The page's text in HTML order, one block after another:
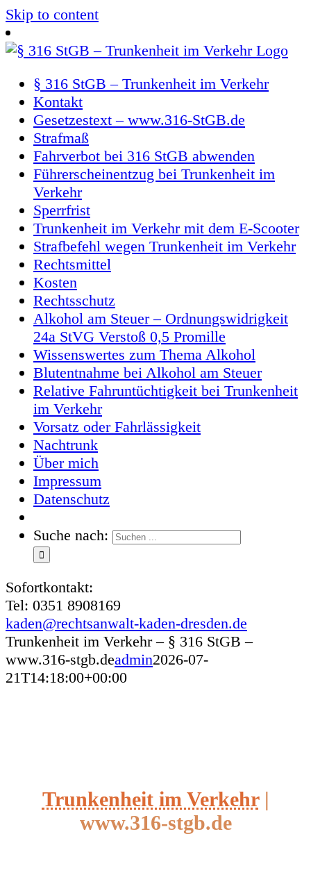
Skip to content
§ 316 StGB – Trunkenheit im Verkehr
Kontakt
Gesetzestext – www.316-StGB.de
Strafmaß
Fahrverbot bei 316 StGB abwenden
Führerscheinentzug bei Trunkenheit im
Verkehr
Sperrfrist
Trunkenheit im Verkehr mit dem E-Scooter
Strafbefehl wegen Trunkenheit im Verkehr
Rechtsmittel
Kosten
Rechtsschutz
Alkohol am Steuer – Ordnungswidrigkeit
24a StVG Verstoß 0,5 Promille
Wissenswertes zum Thema Alkohol
Blutentnahme bei Alkohol am Steuer
Relative Fahruntüchtigkeit bei Trunkenheit
im Verkehr
Vorsatz oder Fahrlässigkeit
Nachtrunk
Über mich
Impressum
Datenschutz
Suche nach:
Sofortkontakt:
Tel: 0351 8908169
kaden@rechtsanwalt-kaden-dresden.de
Trunkenheit im Verkehr – § 316 StGB –
www.316-stgb.deadmin2026-07-
21T14:18:00+00:00
Trunkenheit im Verkehr|
www.316-stgb.de